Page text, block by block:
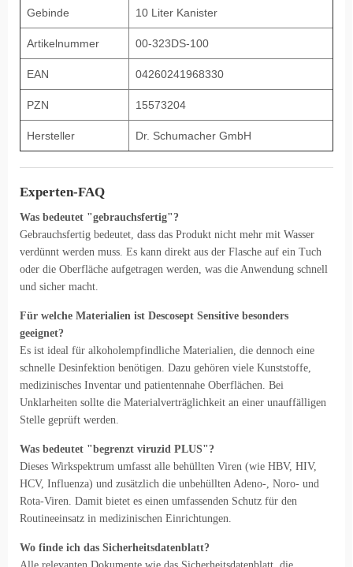
Gebinde 10 Liter Kanister
Artikelnummer 00-323DS-100
EAN 04260241968330
PZN 15573204
Hersteller Dr. Schumacher GmbH
Experten-FAQ
Was bedeutet "gebrauchsfertig"?
Gebrauchsfertig bedeutet, dass das Produkt nicht mehr mit Wasser
verdünnt werden muss. Es kann direkt aus der Flasche auf ein Tuch
oder die Oberfläche aufgetragen werden, was die Anwendung schnell
und sicher macht.
Für welche Materialien ist Descosept Sensitive besonders
geeignet?
Es ist ideal für alkoholempfindliche Materialien, die dennoch eine
schnelle Desinfektion benötigen. Dazu gehören viele Kunststoffe,
medizinisches Inventar und patientennahe Oberflächen. Bei
Unklarheiten sollte die Materialverträglichkeit an einer unauffälligen
Stelle geprüft werden.
Was bedeutet "begrenzt viruzid PLUS"?
Dieses Wirkspektrum umfasst alle behüllten Viren (wie HBV, HIV,
HCV, Influenza) und zusätzlich die unbehüllten Adeno-, Noro- und
Rota-Viren. Damit bietet es einen umfassenden Schutz für den
Routineeinsatz in medizinischen Einrichtungen.
Wo finde ich das Sicherheitsdatenblatt?